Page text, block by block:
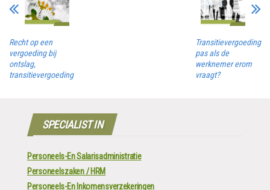
Recht op een
vergoeding bij
ontslag,
transitievergoeding
Transitievergoeding
pas als de
werknemer erom
vraagt?
SPECIALIST IN
Personeels-En Salarisadministratie
Personeelszaken / HRM
Personeels-En Inkomensverzekeringen